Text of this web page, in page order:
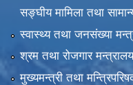
सङ्घीय मामिला तथा
स्वास्थ्य तथा जनसंख्या
श्रम तथा रोजगार मन्त्रालय
मुख्यमन्त्री तथा